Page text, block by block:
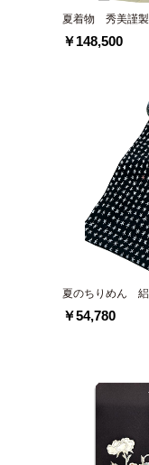
夏着物 秀美謹
￥148,500
夏のちりめん 絽
￥54,780